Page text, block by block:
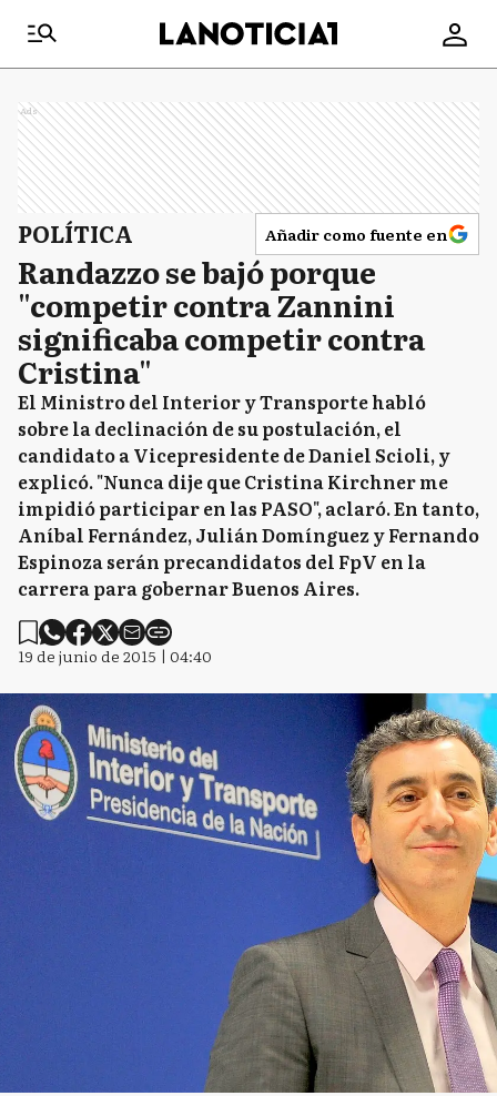
Ads
POLÍTICA Añadir como fuente en
Randazzo se bajó porque
"competir contra Zannini
significaba competir contra
Cristina"
El Ministro del Interior y Transporte habló
sobre la declinación de su postulación, el
candidato a Vicepresidente de Daniel Scioli, y
explicó. "Nunca dije que Cristina Kirchner me
impidió participar en las PASO", aclaró. En tanto,
Aníbal Fernández, Julián Domínguez y Fernando
Espinoza serán precandidatos del FpV en la
carrera para gobernar Buenos Aires.
19 de junio de 2015 | 04:40